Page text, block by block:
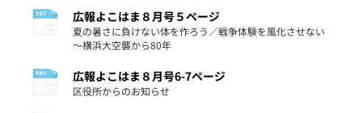
広報よこはま８月号５ページ
夏の暑さに負けない体を作ろう／戦争体験を風化させない
～横浜大空襲から80年
広報よこはま８月号6-7ページ
区役所からのお知らせ